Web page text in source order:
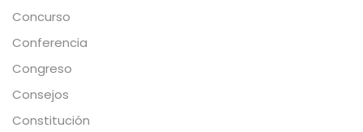
Concurso
Conferencia
Congreso
Consejos
Constitución